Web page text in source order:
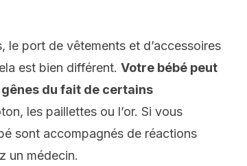
le port de vêtements et d’accessoires
est bien différent. Votre bébé peut
du fait de certains
les paillettes ou l’or. Si vous
sont accompagnés de réactions
un médecin.